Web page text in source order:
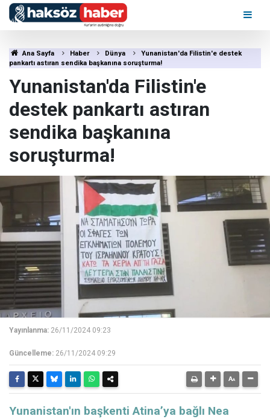
Ana Sayfa Haber Dünya
Yunanistan'da Filistin'e destek
pankartı astıran sendika başkanına soruşturma!
Yunanistan'da Filistin'e
destek pankartı astıran
sendika başkanına
soruşturma!
Yayınlanma: 26/11/2024 09:23
Güncelleme: 26/11/2024 09:29
Yunanistan'ın başkenti Atina’ya bağlı Nea